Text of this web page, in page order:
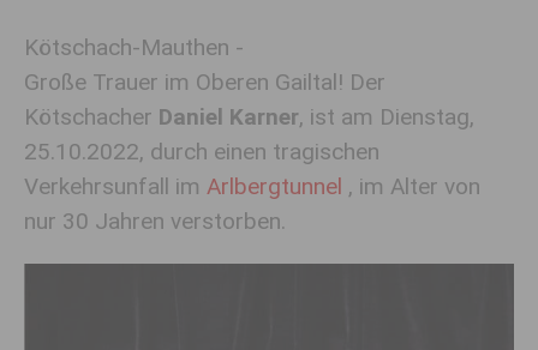
Kötschach-Mauthen -
Große Trauer im Oberen Gailtal! Der
Kötschacher Daniel Karner, ist am Dienstag,
25.10.2022, durch einen tragischen
Verkehrsunfall im Arlbergtunnel , im Alter von
nur 30 Jahren verstorben.